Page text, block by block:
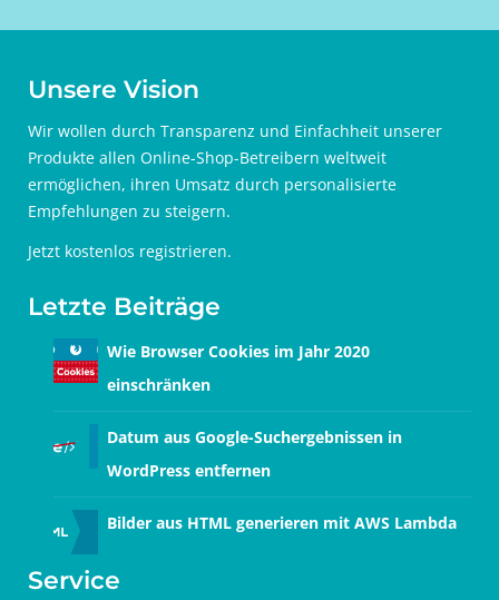
Unsere Vision
Wir wollen durch Transparenz und Einfachheit unserer
Produkte allen Online-Shop-Betreibern weltweit
ermöglichen, ihren Umsatz durch personalisierte
Empfehlungen zu steigern.
Jetzt kostenlos registrieren.
Letzte Beiträge
Wie Browser Cookies im Jahr 2020
einschränken
Datum aus Google-Suchergebnissen in
WordPress entfernen
Bilder aus HTML generieren mit AWS Lambda
Service